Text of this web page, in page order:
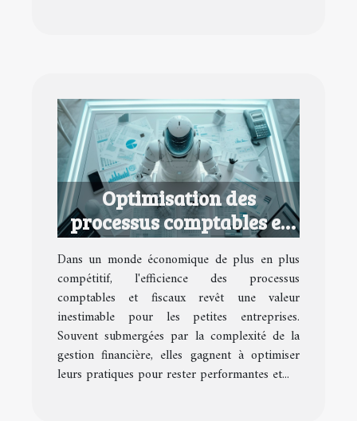
Optimisation des
processus comptables et
fiscaux pour petites
entreprises
Dans un monde économique de plus en plus
compétitif, l'efficience des processus
comptables et fiscaux revêt une valeur
inestimable pour les petites entreprises.
Souvent submergées par la complexité de la
gestion financière, elles gagnent à optimiser
leurs pratiques pour rester performantes et...